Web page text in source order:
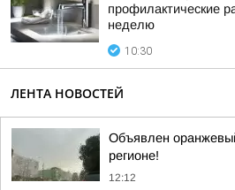
профилактические
неделю
10:30
ЛЕНТА НОВОСТЕЙ
Объявлен
регионе!
12:12